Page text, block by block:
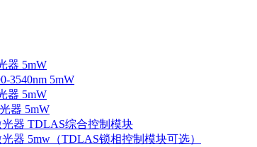
器 5mW
3540nm 5mW
器 5mW
器 5mW
器 TDLAS综合控制模块
器 5mw（TDLAS锁相控制模块可选）